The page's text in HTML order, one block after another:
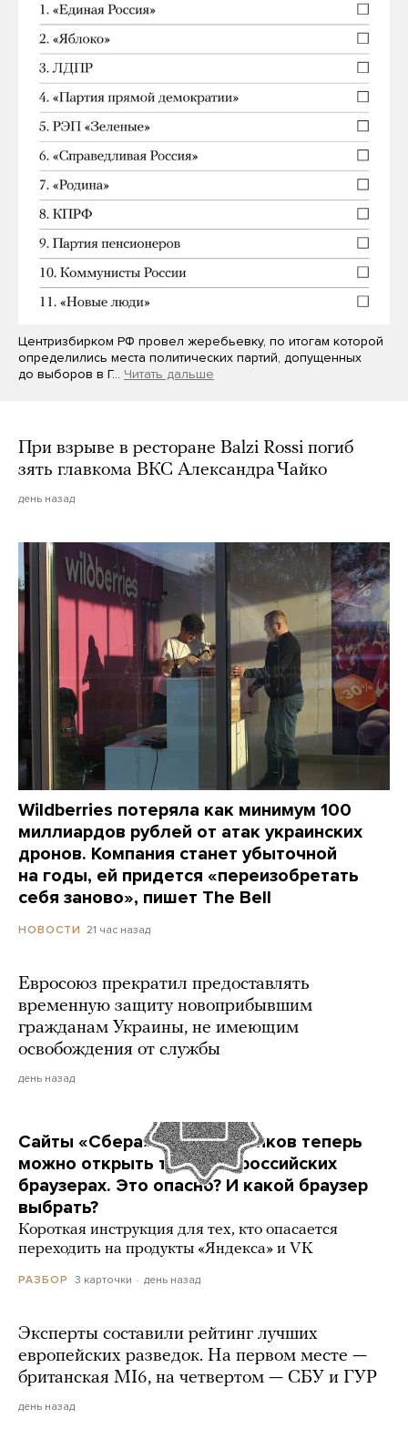
Центризбирком РФ провел жеребьевку, по итогам которой
определились места политических партий, допущенных
до выборов в Г… Читать дальше
При взрыве в ресторане Balzi Rossi погиб
зять главкома ВКС Александра Чайко
день назад
Wildberries потеряла как минимум 100
миллиардов рублей от атак украинских
дронов. Компания станет убыточной
на годы, ей придется «переизобретать
себя заново», пишет The Bell
НОВОСТИ 21 час назад
Евросоюз прекратил предоставлять
временную защиту новоприбывшим
гражданам Украины, не имеющим
освобождения от службы
день назад
Сайты «Сбера» и других банков теперь
можно открыть только в российских
браузерах. Это опасно? И какой браузер
выбрать?
Короткая инструкция для тех, кто опасается
переходить на продукты «Яндекса» и VK
РАЗБОР 3 карточки день назад
Эксперты составили рейтинг лучших
европейских разведок. На первом месте —
британская MI6, на четвертом — СБУ и ГУР
день назад